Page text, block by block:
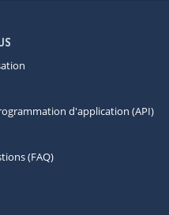
d'application (API)
(FAQ)